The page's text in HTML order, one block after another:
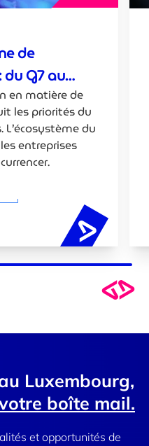
de
du G7 au
en matière de
les priorités du
L’écosystème du
entreprises
Luxembourg,
boîte mail.
et opportunités de